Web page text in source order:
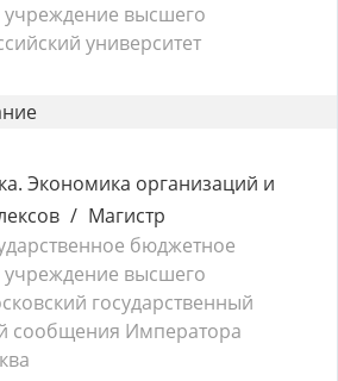
учреждение высшего
университет
Экономика организаций и
Магистр
бюджетное
учреждение высшего
государственный
сообщения Императора